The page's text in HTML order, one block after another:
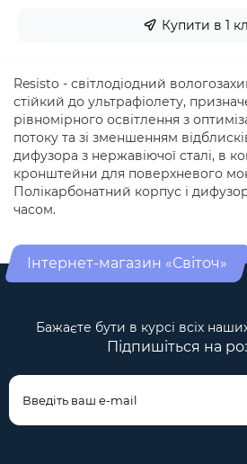
Купити в 1
Resisto - світлодіодний
стійкий до ультрафіолету,
рівномірного освітлення з
потоку та зі зменшенням
дифузора з нержавіючої сталі, в
кронштейни для поверхневого
Полікарбонатний корпус і
часом.
Інтернет-магазин «Світоч»
Бажаєте бути в курсі всіх
Підпишіться на